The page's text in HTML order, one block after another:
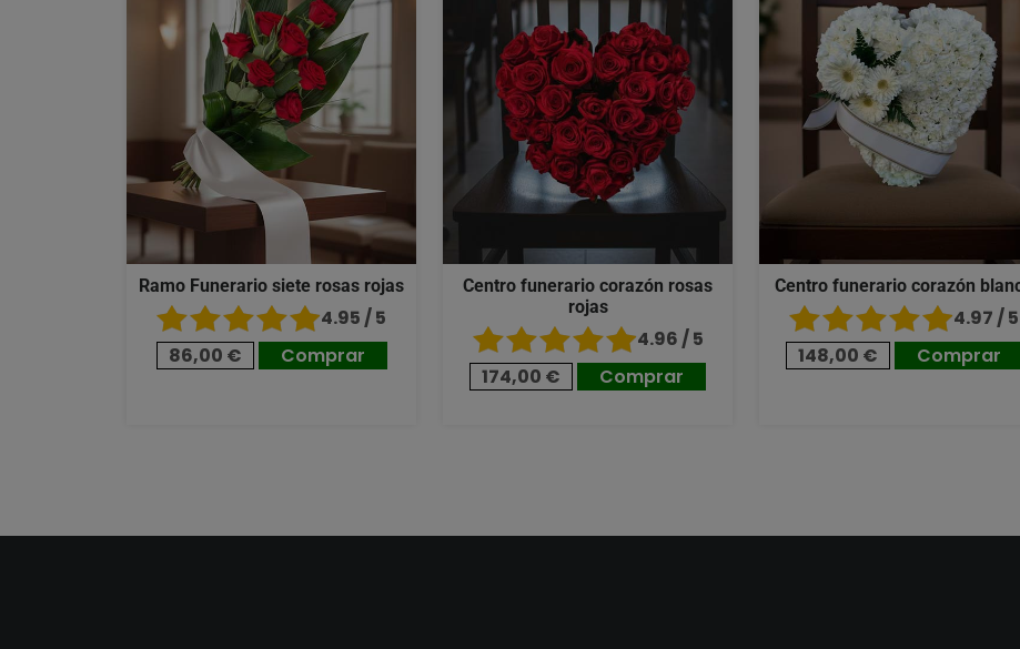
Ramo Funerario siete rosas rojas
4.95 / 5
86,00 €
Comprar
Centro funerario corazón rosas
rojas
4.96 / 5
174,00 €
Comprar
Centro funerario corazón
4.97 / 5
148,00 €
Comprar